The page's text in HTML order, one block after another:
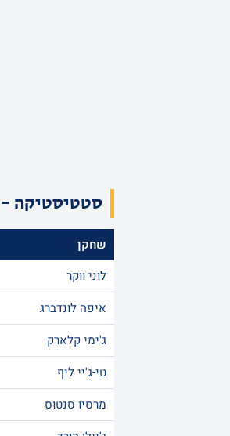
סטטיסטיקה
שחקן
לוני ווקר
איפה לונדברג
ג'ימי קלארק
טי-ג'יי ליף
מרסיו סנטוס